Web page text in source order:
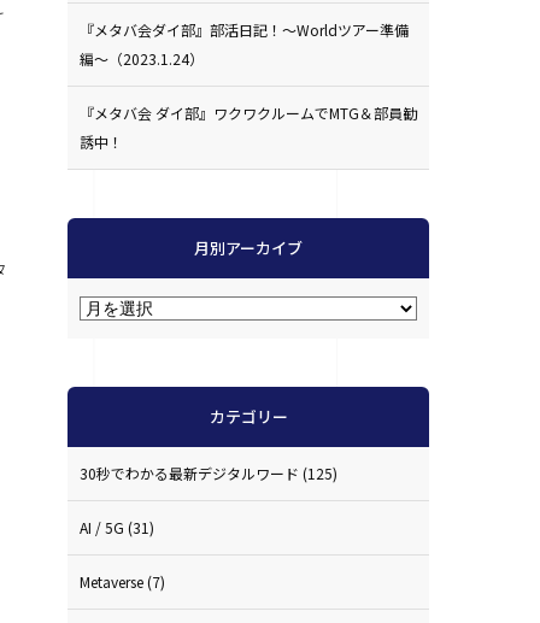
『メタバ会ダイ部』部活日記！〜Worldツアー準備
編〜（2023.1.24）
『メタバ会 ダイ部』ワクワクルームでMTG＆部員勧
誘中！
月別アーカイブ
カテゴリー
30秒でわかる最新デジタルワード (125)
AI / 5G (31)
Metaverse(7)